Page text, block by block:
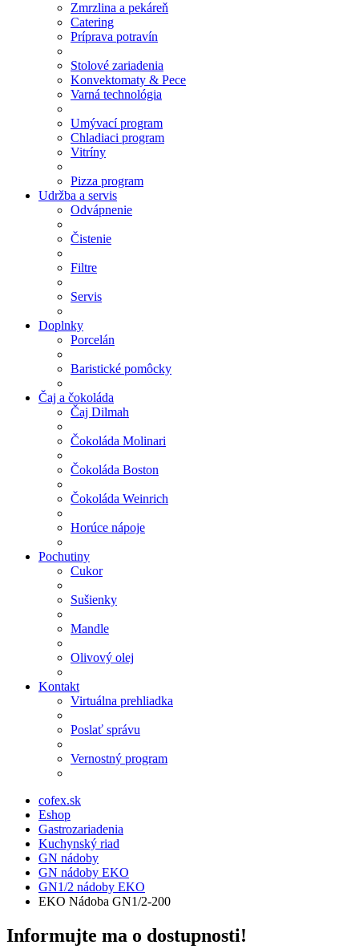
Zmrzlina a pekáreň
Catering
Príprava potravín
Stolové zariadenia
Konvektomaty & Pece
Varná technológia
Umývací program
Chladiaci program
Vitríny
Pizza program
Udržba a servis
Odvápnenie
Čistenie
Filtre
Servis
Doplnky
Porcelán
Baristické pomôcky
Čaj a čokoláda
Čaj Dilmah
Čokoláda Molinari
Čokoláda Boston
Čokoláda Weinrich
Horúce nápoje
Pochutiny
Cukor
Sušienky
Mandle
Olivový olej
Kontakt
Virtuálna prehliadka
Poslať správu
Vernostný program
cofex.sk
Eshop
Gastrozariadenia
Kuchynský riad
GN nádoby
GN nádoby EKO
GN1/2 nádoby EKO
EKO Nádoba GN1/2-200
Informujte ma o dostupnosti!